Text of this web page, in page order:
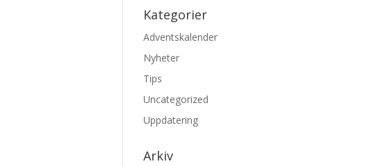
Kategorier
Adventskalender
Nyheter
Tips
Uncategorized
Uppdatering
Arkiv